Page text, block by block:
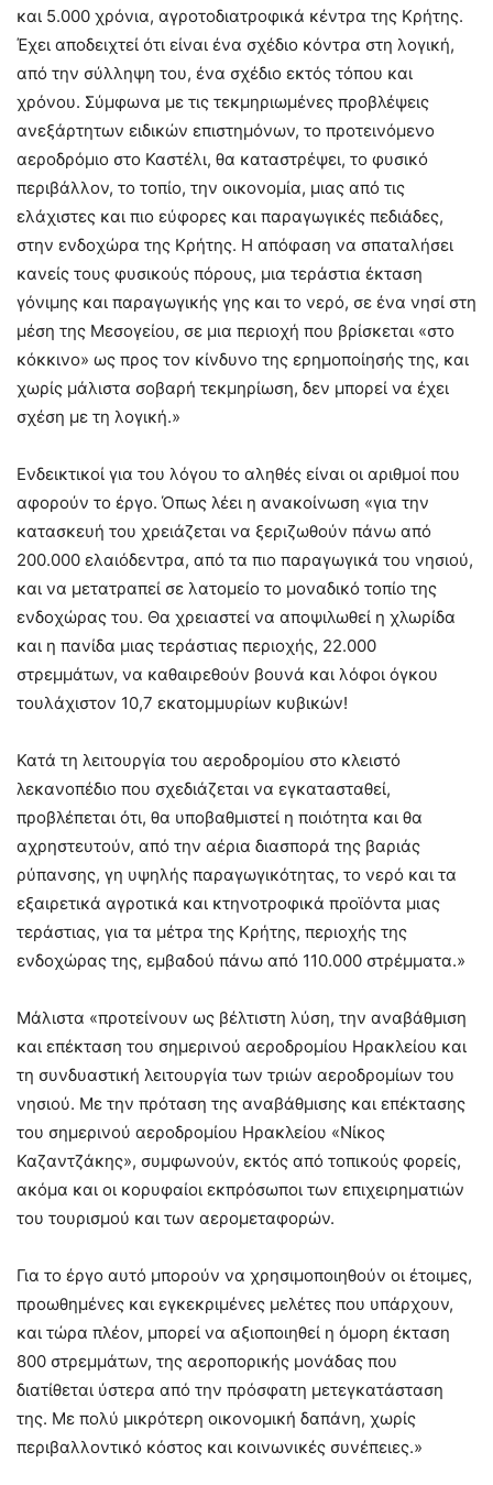
και 5.000 χρόνια, αγροτοδιατροφικά κέντρα της Κρήτης.
Έχει αποδειχτεί ότι είναι ένα σχέδιο κόντρα στη λογική,
από την σύλληψη του, ένα σχέδιο εκτός τόπου και
χρόνου. Σύμφωνα με τις τεκμηριωμένες προβλέψεις
ανεξάρτητων ειδικών επιστημόνων, το προτεινόμενο
αεροδρόμιο στο Καστέλι, θα καταστρέψει, το φυσικό
περιβάλλον, το τοπίο, την οικονομία, μιας από τις
ελάχιστες και πιο εύφορες και παραγωγικές πεδιάδες,
στην ενδοχώρα της Κρήτης. Η απόφαση να σπαταλήσει
κανείς τους φυσικούς πόρους, μια τεράστια έκταση
γόνιμης και παραγωγικής γης και το νερό, σε ένα νησί στη
μέση της Μεσογείου, σε μια περιοχή που βρίσκεται «στο
κόκκινο» ως προς τον κίνδυνο της ερημοποίησής της, και
χωρίς μάλιστα σοβαρή τεκμηρίωση, δεν μπορεί να έχει
σχέση με τη λογική.»
Ενδεικτικοί για του λόγου το αληθές είναι οι αριθμοί που
αφορούν το έργο. Όπως λέει η ανακοίνωση «για την
κατασκευή του χρειάζεται να ξεριζωθούν πάνω από
200.000 ελαιόδεντρα, από τα πιο παραγωγικά του νησιού,
και να μετατραπεί σε λατομείο το μοναδικό τοπίο της
ενδοχώρας του. Θα χρειαστεί να αποψιλωθεί η χλωρίδα
και η πανίδα μιας τεράστιας περιοχής, 22.000
στρεμμάτων, να καθαιρεθούν βουνά και λόφοι όγκου
τουλάχιστον 10,7 εκατομμυρίων κυβικών!
Κατά τη λειτουργία του αεροδρομίου στο κλειστό
λεκανοπέδιο που σχεδιάζεται να εγκατασταθεί,
προβλέπεται ότι, θα υποβαθμιστεί η ποιότητα και θα
αχρηστευτούν, από την αέρια διασπορά της βαριάς
ρύπανσης, γη υψηλής παραγωγικότητας, το νερό και τα
εξαιρετικά αγροτικά και κτηνοτροφικά προϊόντα μιας
τεράστιας, για τα μέτρα της Κρήτης, περιοχής της
ενδοχώρας της, εμβαδού πάνω από 110.000 στρέμματα.»
Μάλιστα «προτείνουν ως βέλτιστη λύση, την αναβάθμιση
και επέκταση του σημερινού αεροδρομίου Ηρακλείου και
τη συνδυαστική λειτουργία των τριών αεροδρομίων του
νησιού. Με την πρόταση της αναβάθμισης και επέκτασης
του σημερινού αεροδρομίου Ηρακλείου «Νίκος
Καζαντζάκης», συμφωνούν, εκτός από τοπικούς φορείς,
ακόμα και οι κορυφαίοι εκπρόσωποι των επιχειρηματιών
του τουρισμού και των αερομεταφορών.
Για το έργο αυτό μπορούν να χρησιμοποιηθούν οι έτοιμες,
προωθημένες και εγκεκριμένες μελέτες που υπάρχουν,
και τώρα πλέον, μπορεί να αξιοποιηθεί η όμορη έκταση
800 στρεμμάτων, της αεροπορικής μονάδας που
διατίθεται ύστερα από την πρόσφατη μετεγκατάσταση
της. Με πολύ μικρότερη οικονομική δαπάνη, χωρίς
περιβαλλοντικό κόστος και κοινωνικές συνέπειες.»